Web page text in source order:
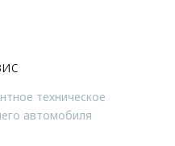
техническое
автомобиля